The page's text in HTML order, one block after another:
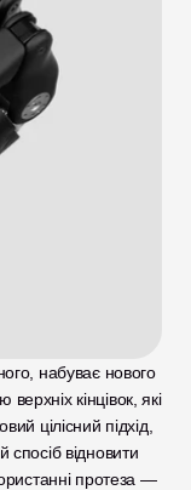
набуває нового
кінцівок, які
цілісний підхід,
відновити
зв'язок, впевненість у собі та силу при використанні протеза —